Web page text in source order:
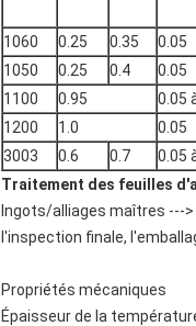
1060 0.25 0.35 0.05
1050
0.25 0.4 0.05
1100
0.95 0.05
1200
1.0 0.05
3003
0.6 0.7 0.05
Traitement des feuilles
Ingots/alliages maîtres --->
l'inspection finale,
Propriétés mécaniques
Épaisseur de la